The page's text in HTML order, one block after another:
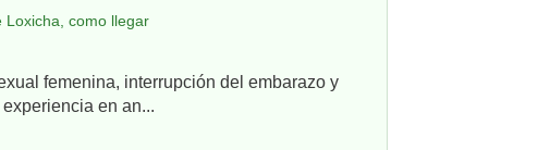
Loxicha, como llegar
femenina, interrupción del embarazo y
en an...